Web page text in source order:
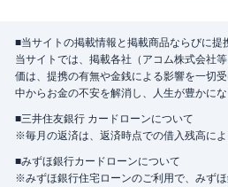
■当サイトの掲載情報と掲載商品ならびに提
当サイトでは、掲載各社（アコム株式会社
価は、提携の有無や金銭による影響を一切
中からお金の不安を解消し、人生が豊かに
■三井住友銀行 カードローンについて
※毎月の返済は、返済時点での借入残高によ
■みずほ銀行カードローンについて
※みずほ銀行住宅ローンのご利用で、みず